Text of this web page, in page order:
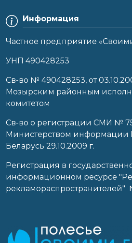
Информация
Частное предприятие
УНП 490428253
Cв-во № 490428253, от
Мозырским районным
комитетом
Св-во о регистрации СМИ №
Министерством информации
Беларусь 29.10.2009 г.
Регистрация в
информационном ресурсе
рекламораспространителей"